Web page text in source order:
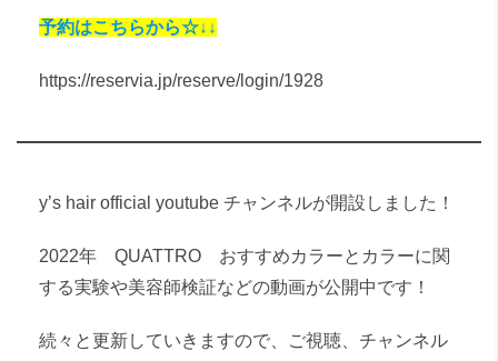
予約はこちらから☆↓↓
https://reservia.jp/reserve/login/1928
y’s hair official youtube チャンネルが開設しました！
2022年 QUATTRO おすすめカラーとカラーに関
する実験や美容師検証などの動画が公開中です！
続々と更新していきますので、ご視聴、チャンネル